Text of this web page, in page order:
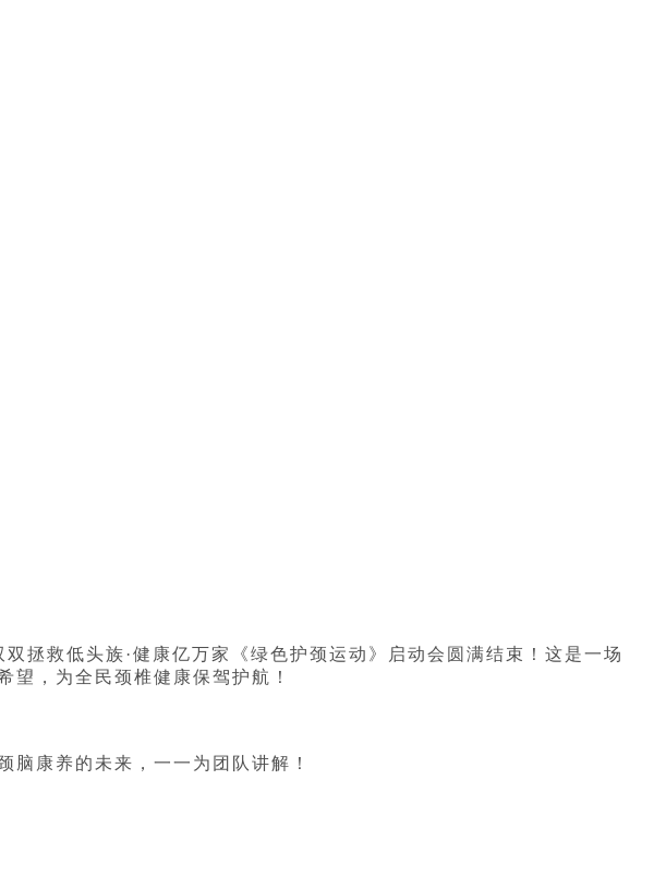
拯救低头族·健康亿万家《绿色护颈运动》启动会圆满结束！这是一场
望，为全民颈椎健康保驾护航！
脑康养的未来，一一为团队讲解！